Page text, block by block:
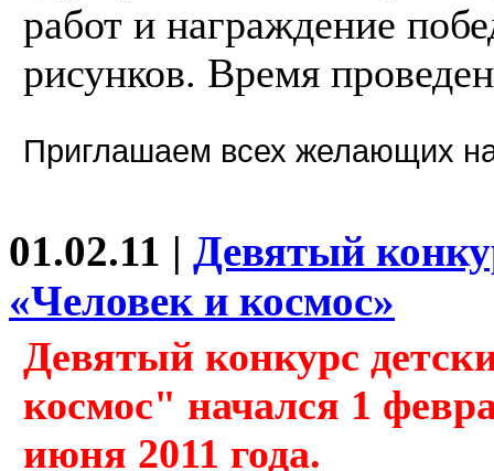
работ и награждение
рисунков. Время
Приглашаем всех желающих
01.02.11 | Девятый
«Человек и космос»
Девятый конкурс
космос" начался 1
июня 2011 года.